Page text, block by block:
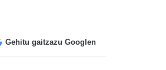
Gehitu gaitzazu Googlen